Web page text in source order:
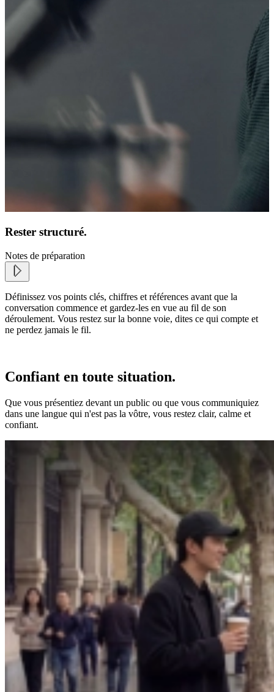
Rester structuré.
Notes de préparation
Définissez vos points clés, chiffres et références avant que la
conversation commence et gardez-les en vue au fil de son
déroulement. Vous restez sur la bonne voie, dites ce qui compte et
ne perdez jamais le fil.
Confiant en toute situation.
Que vous présentiez devant un public ou que vous communiquiez
dans une langue qui n'est pas la vôtre, vous restez clair, calme et
confiant.